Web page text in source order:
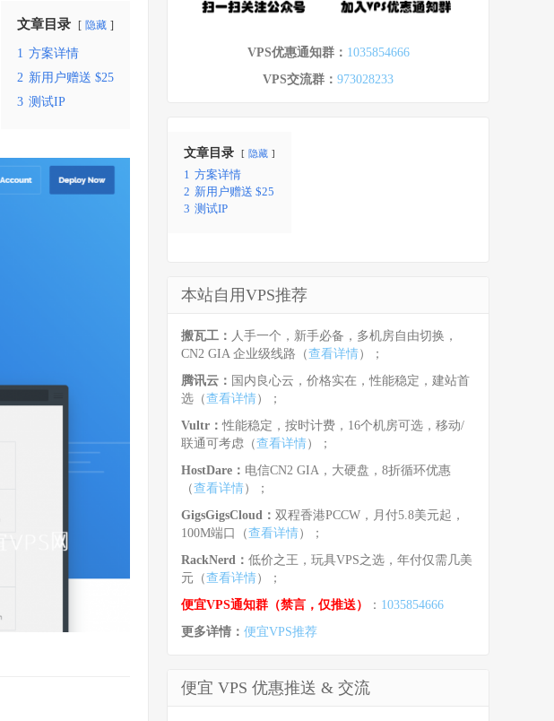
文章目录 隐藏
1 方案详情
2 新用户赠送 $25
3 测试IP
VPS优惠通知群： 1035854666
VPS交流群： 973028233
文章目录 隐藏
1 方案详情
2 新用户赠送 $25
3 测试IP
本站自用VPS推荐
搬瓦工： 人手一个，新手必备，多机房自由切换，
CN2 GIA 企业级线路（查看详情）；
腾讯云： 国内良心云，价格实在，性能稳定，建站首
选（查看详情）；
Vultr：性能稳定，按时计费，16个机房可选，移动/
联通可考虑（查看详情）；
HostDare： 电信CN2 GIA，大硬盘，8折循环优惠
（查看详情）；
GigsGigsCloud： 双程香港PCCW，月付5.8美元起，
100M端口（查看详情）；
RackNerd： 低价之王，玩具VPS之选，年付仅需几美
元（查看详情）；
便宜VPS通知群（禁言，仅推送）
： 1035854666
更多详情： 便宜VPS推荐
便宜 VPS 优惠推送 & 交流